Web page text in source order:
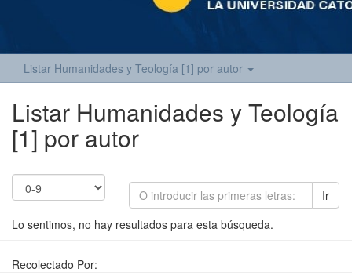
Listar Humanidades y Teología [1] por autor
Listar Humanidades y Teología
[1] por autor
Ir
Lo sentimos, no hay resultados para esta búsqueda.
Recolectado Por: